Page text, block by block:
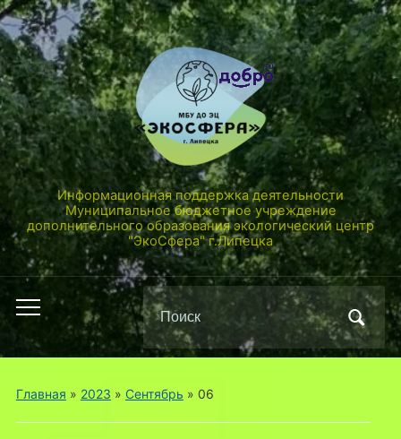
Информационная поддержка деятельности
Муниципальное бюджетное учреждение
дополнительного образования экологический центр
"ЭкоСфера" г.Липецка
Переключить
мобильное
меню
Поиск
по:
Главная » 2023 » Сентябрь » 06